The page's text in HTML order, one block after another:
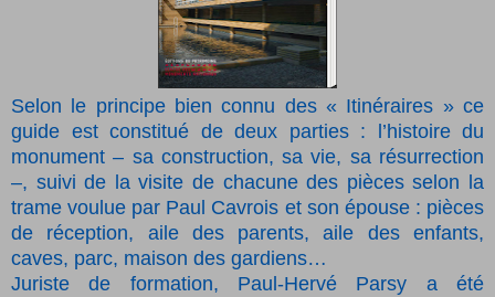
Selon le principe bien connu des « Itinéraires » ce
guide est constitué de deux parties : l’histoire du
monument – sa construction, sa vie, sa résurrection
–, suivi de la visite de chacune des pièces selon la
trame voulue par Paul Cavrois et son épouse : pièces
de réception, aile des parents, aile des enfants,
caves, parc, maison des gardiens…
Juriste de formation, Paul-Hervé Parsy a été